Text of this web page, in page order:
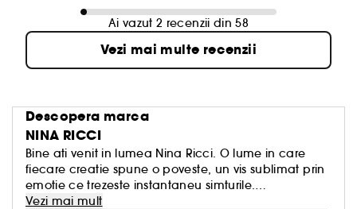
Ai vazut 2 recenzii din 58
Vezi mai multe recenzii
Descopera marca
NINA RICCI
Bine ati venit in lumea Nina Ricci. O lume in care
fiecare creatie spune o poveste, un vis sublimat prin
emotie ce trezeste instantaneu simturile.
Nina Ricci este un spirit liber ce apreciaza femeile in
Vezi mai mult